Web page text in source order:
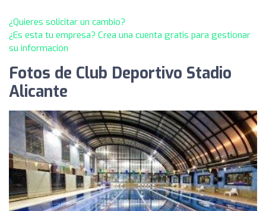
¿Quieres solicitar un cambio?
¿Es esta tu empresa? Crea una cuenta gratis para gestionar
su información
Fotos de Club Deportivo Stadio
Alicante